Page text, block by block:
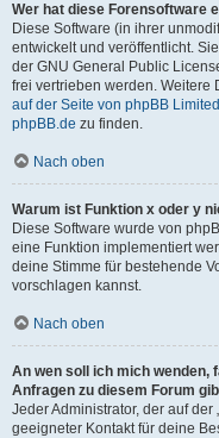
Wer hat diese Forensoftware
Diese Software (in ihrer
entwickelt und veröffentlicht.
der GNU General Public
frei vertrieben werden. Weitere
auf der Seite von phpBB Limited
phpBB.de zu finden.
Nach oben
Warum ist Funktion x oder y
Diese Software wurde von
eine Funktion implementiert
deine Stimme für bestehende
vorschlagen kannst.
Nach oben
An wen soll ich mich
Anfragen zu diesem Forum
Jeder Administrator, der auf der
geeigneter Kontakt für deine